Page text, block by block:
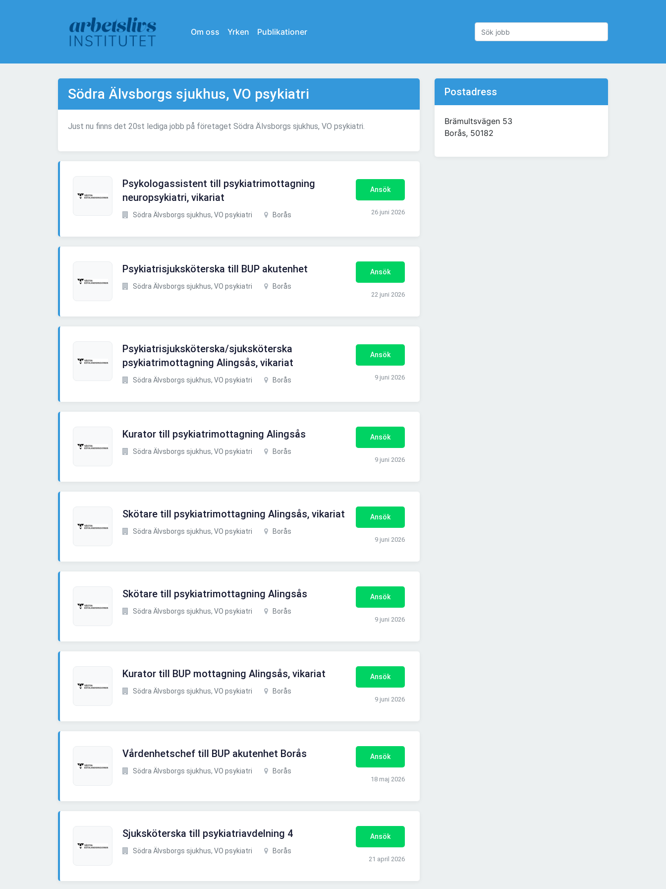
Om oss Yrken Publikationer
Södra Älvsborgs sjukhus, VO psykiatri
Just nu finns det 20st lediga jobb på företaget Södra Älvsborgs sjukhus, VO psykiatri.
Psykologassistent till psykiatrimottagning
neuropsykiatri, vikariat
Södra Älvsborgs sjukhus, VO psykiatri Borås
Ansök
26 juni 2026
Psykiatrisjuksköterska till BUP akutenhet
Södra Älvsborgs sjukhus, VO psykiatri Borås
Ansök
22 juni 2026
Psykiatrisjuksköterska/sjuksköterska
psykiatrimottagning Alingsås, vikariat
Södra Älvsborgs sjukhus, VO psykiatri Borås
Ansök
9 juni 2026
Kurator till psykiatrimottagning Alingsås
Södra Älvsborgs sjukhus, VO psykiatri Borås
Ansök
9 juni 2026
Skötare till psykiatrimottagning Alingsås, vikariat
Södra Älvsborgs sjukhus, VO psykiatri Borås
Ansök
9 juni 2026
Skötare till psykiatrimottagning Alingsås
Södra Älvsborgs sjukhus, VO psykiatri Borås
Ansök
9 juni 2026
Kurator till BUP mottagning Alingsås, vikariat
Södra Älvsborgs sjukhus, VO psykiatri Borås
Ansök
9 juni 2026
Vårdenhetschef till BUP akutenhet Borås
Södra Älvsborgs sjukhus, VO psykiatri Borås
Ansök
18 maj 2026
Sjuksköterska till psykiatriavdelning 4
Södra Älvsborgs sjukhus, VO psykiatri Borås
Ansök
21 april 2026
Postadress
Brämultsvägen 53
Borås, 50182